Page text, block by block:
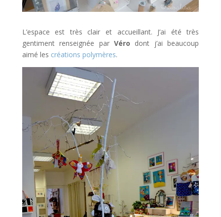
L’espace est très clair et accueillant. J’ai été très
gentiment renseignée par Véro dont j’ai beaucoup
aimé les créations polymères.